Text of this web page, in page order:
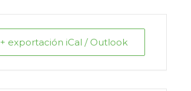
+ exportación iCal / Outlook